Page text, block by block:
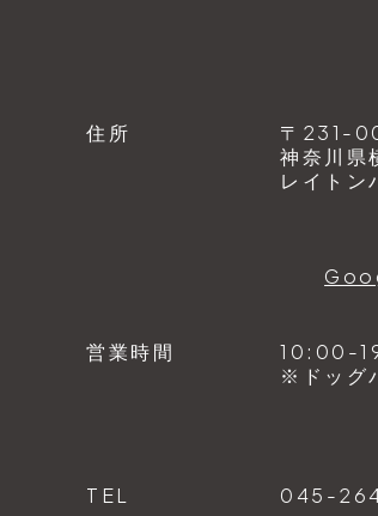
住所
〒231-
神奈川県
レイト
営業時間
10:00-
※ドッグ
TEL 045-